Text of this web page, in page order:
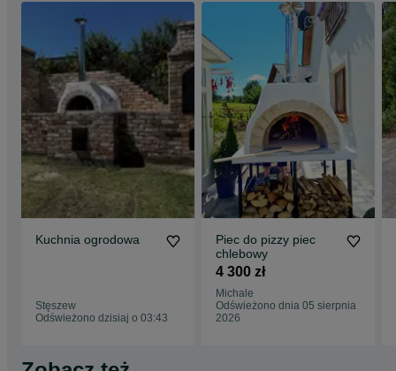
Kuchnia ogrodowa
Stęszew
Odświeżono dzisiaj o 03:43
Piec do pizzy piec
chlebowy
4 300 zł
Michale
Odświeżono dnia 05 sierpnia
2026